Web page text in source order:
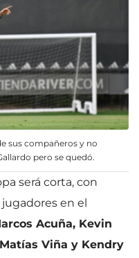
sus compañeros y no
pero se quedó.
será corta, con
en el
Acuña, Kevin
Viña y Kendry